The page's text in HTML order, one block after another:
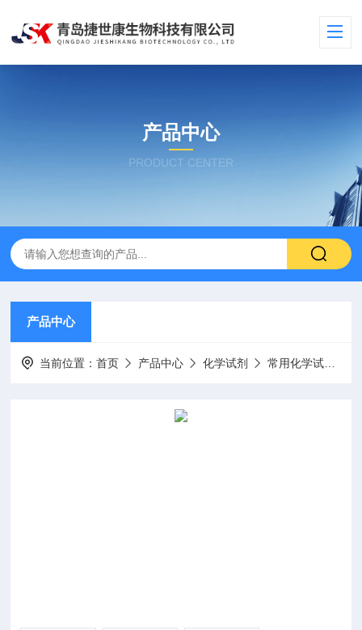
产品中心
PRODUCT CENTER
产品中心
当前位置：首页 产品中心 化学试剂 常用化学试剂